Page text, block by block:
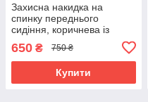
Захисна накидка на
спинку переднього
сидіння, коричнева із
650 ₴ 750 ₴
Купити